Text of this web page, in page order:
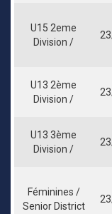
U15 2eme
Division /
U13 2ème
Division /
U13 3ème
Division /
Féminines /
Senior District